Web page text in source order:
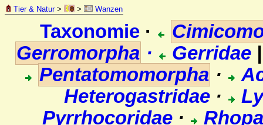
Tier & Natur> > Wanzen
Taxonomie·
Gerromorpha · Gerridae
Pentatomomorpha ·
Heterogastridae·
Pyrrhocoridae·